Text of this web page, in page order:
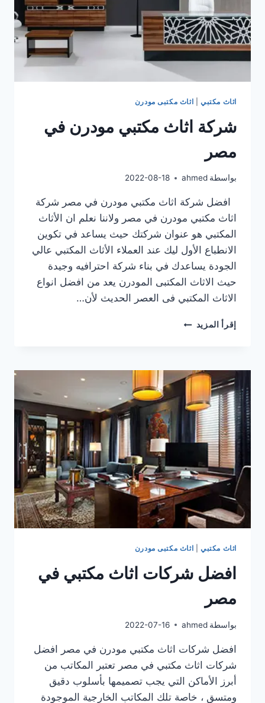
اثاث مكتبي| اثاث مكتبى مودرن
شركة اثاث مكتبي مودرن في
مصر
بواسطة ahmed
2022-08-18
افضل شركة اثاث مكتبي مودرن في مصر شركة
اثاث مكتبي مودرن في مصر ولاننا نعلم ان الأثاث
المكتبي هو عنوان شركتك حيث يساعد في تكوين
الانطباع الأول ليك عند العملاء الأثاث المكتبي عالي
الجودة يساعدك في بناء شركة احترافيه وجيدة
حيث الاثاث المكتبى المودرن يعد من افضل انواع
الاثاث المكتبي فى العصر الحديث لأن…
إقرأ المزيد شركة
في
مصر
اثاث مكتبي| اثاث مكتبى مودرن
افضل شركات اثاث مكتبي في
مصر
بواسطة ahmed
2022-07-16
افضل شركات اثاث مكتبي مودرن في مصر افضل
شركات اثاث مكتبي في مصر تعتبر المكاتب من
أبرز الأماكن التي يجب تصميمها بأسلوب دقيق
ومتسق ، خاصة تلك المكاتب الخارجية الموجودة